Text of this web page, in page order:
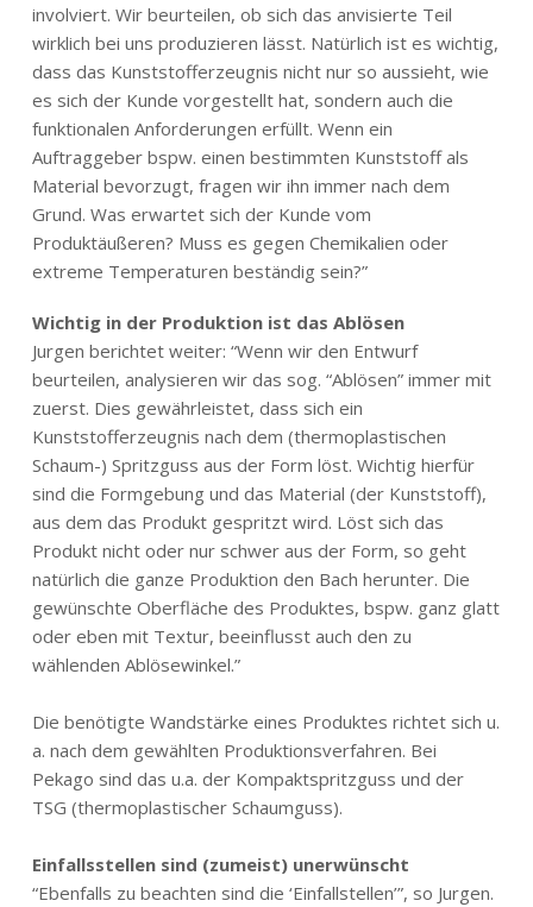
involviert. Wir beurteilen, ob sich das anvisierte Teil
wirklich bei uns produzieren lässt. Natürlich ist es wichtig,
dass das Kunststofferzeugnis nicht nur so aussieht, wie
es sich der Kunde vorgestellt hat, sondern auch die
funktionalen Anforderungen erfüllt. Wenn ein
Auftraggeber bspw. einen bestimmten Kunststoff als
Material bevorzugt, fragen wir ihn immer nach dem
Grund. Was erwartet sich der Kunde vom
Produktäußeren? Muss es gegen Chemikalien oder
extreme Temperaturen beständig sein?”
Wichtig in der Produktion ist das Ablösen
Jurgen berichtet weiter: “Wenn wir den Entwurf
beurteilen, analysieren wir das sog. “Ablösen” immer mit
zuerst. Dies gewährleistet, dass sich ein
Kunststofferzeugnis nach dem (thermoplastischen
Schaum-) Spritzguss aus der Form löst. Wichtig hierfür
sind die Formgebung und das Material (der Kunststoff),
aus dem das Produkt gespritzt wird. Löst sich das
Produkt nicht oder nur schwer aus der Form, so geht
natürlich die ganze Produktion den Bach herunter. Die
gewünschte Oberfläche des Produktes, bspw. ganz glatt
oder eben mit Textur, beeinflusst auch den zu
wählenden Ablösewinkel.”
Die benötigte Wandstärke eines Produktes richtet sich u.
a. nach dem gewählten Produktionsverfahren. Bei
Pekago sind das u.a. der Kompaktspritzguss und der
TSG (thermoplastischer Schaumguss).
Einfallsstellen sind (zumeist) unerwünscht
“Ebenfalls zu beachten sind die ‘Einfallstellen’”, so Jurgen.